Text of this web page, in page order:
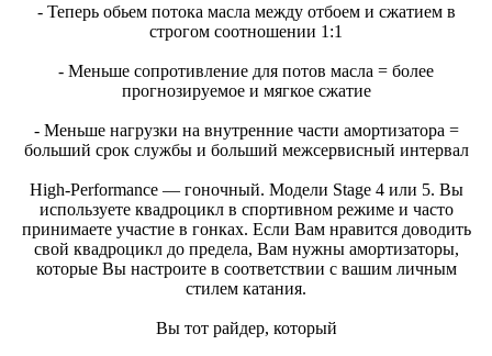
- Теперь обьем потока масла между отбоем и сжатием в
строгом соотношении 1:1
- Меньше сопротивление для потов масла = более
прогнозируемое и мягкое сжатие
- Меньше нагрузки на внутренние части амортизатора =
больший срок службы и больший межсервисный интервал
High-Performance — гоночный. Модели Stage 4 или 5. Вы
используете квадроцикл в спортивном режиме и часто
принимаете участие в гонках. Если Вам нравится доводить
свой квадроцикл до предела, Вам нужны амортизаторы,
которые Вы настроите в соответствии с вашим личным
стилем катания.
Вы тот райдер, который